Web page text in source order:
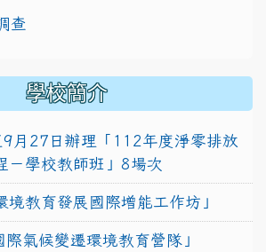
查
學校簡介
月27日辦理「112年度淨零排放
－學校教師班」8場次
境教育發展國際增能工作坊」
際氣候變遷環境教育營隊」